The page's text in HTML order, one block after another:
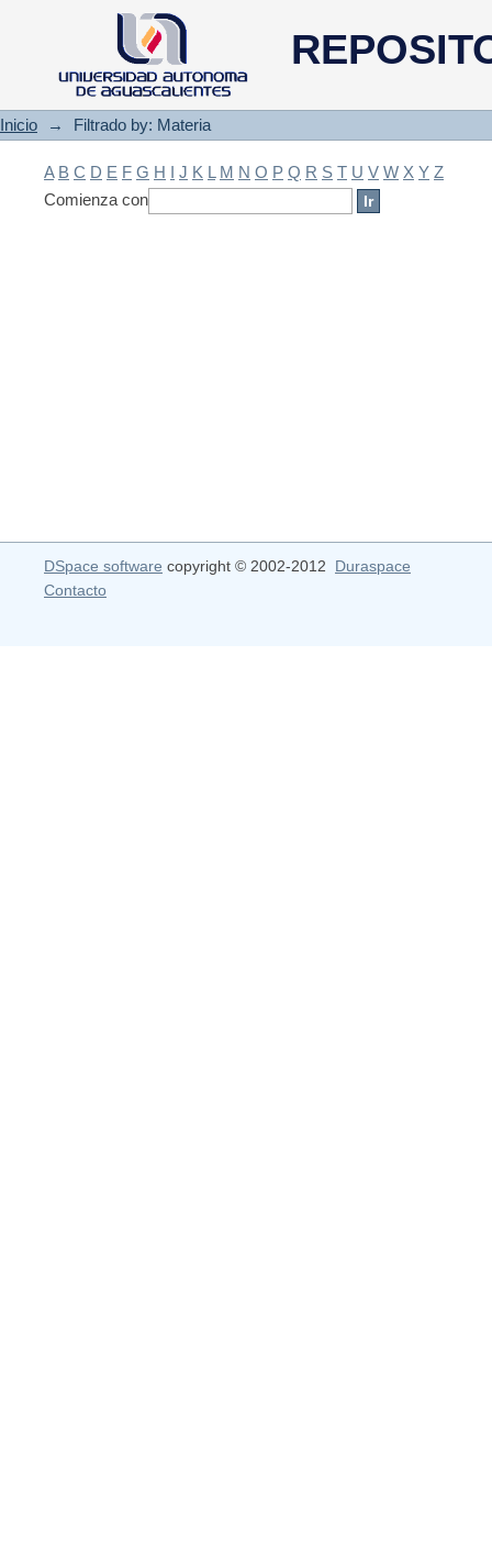
Filtrado by: Materia
Inicio → Filtrado by: Materia
A B C D E F G H I J K L M N O P Q R S T U V W X Y Z
Comienza con
DSpace software copyright © 2002-2012 Duraspace
Contacto